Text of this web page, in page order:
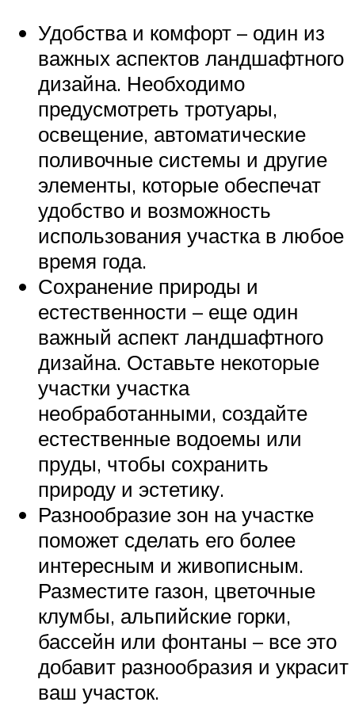
Удобства и комфорт – один из
важных аспектов ландшафтного
дизайна. Необходимо
предусмотреть тротуары,
освещение, автоматические
поливочные системы и другие
элементы, которые обеспечат
удобство и возможность
использования участка в любое
время года.
Сохранение природы и
естественности – еще один
важный аспект ландшафтного
дизайна. Оставьте некоторые
участки участка
необработанными, создайте
естественные водоемы или
пруды, чтобы сохранить
природу и эстетику.
Разнообразие зон на участке
поможет сделать его более
интересным и живописным.
Разместите газон, цветочные
клумбы, альпийские горки,
бассейн или фонтаны – все это
добавит разнообразия и украсит
ваш участок.